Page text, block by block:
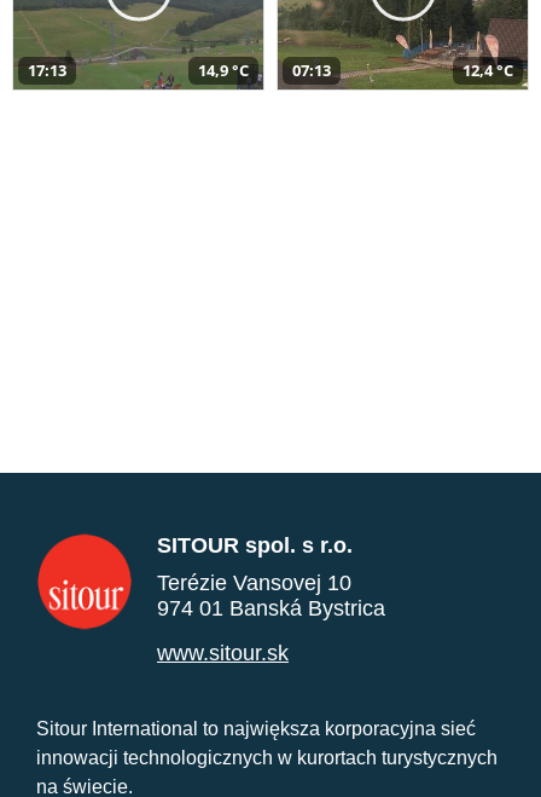
17:13 14,9 °C 07:13 12,4 °C
SITOUR spol. s r.o.
Terézie Vansovej 10
974 01 Banská Bystrica
www.sitour.sk
Sitour International to największa korporacyjna sieć
innowacji technologicznych w kurortach turystycznych
na świecie.